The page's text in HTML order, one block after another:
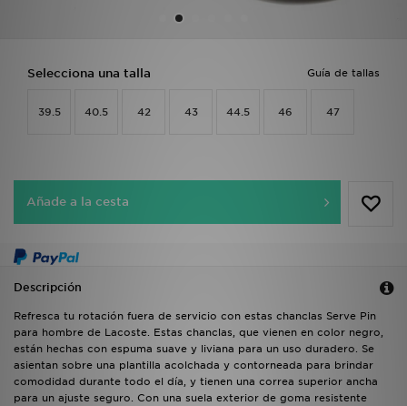
Guía de tallas
Selecciona una talla
39.5 40.5 42 43 44.5 46 47
Añade a la cesta
Descripción
Refresca tu rotación fuera de servicio con estas chanclas Serve Pin
para hombre de Lacoste. Estas chanclas, que vienen en color negro,
están hechas con espuma suave y liviana para un uso duradero. Se
asientan sobre una plantilla acolchada y contorneada para brindar
comodidad durante todo el día, y tienen una correa superior ancha
para un ajuste seguro. Con una suela exterior de goma resistente